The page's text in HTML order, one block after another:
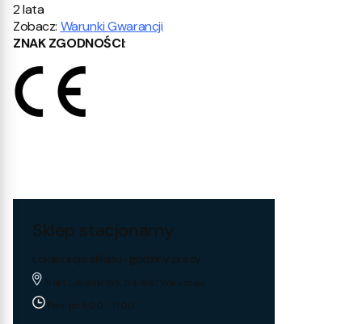
2 lata
Zobacz: Warunki Gwarancji
ZNAK ZGODNOŚCI:
Sklep stacjonarny
Lokalizacja sklepu i godziny pracy
Trakt Lubelski 195, 04-667 Warszawa
Pon-pt: 8:00 - 17:00